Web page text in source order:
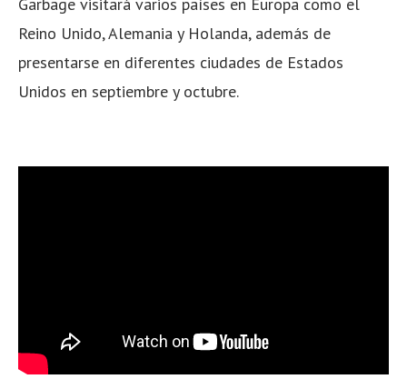
Reino Unido, Alemania y Holanda, además de
presentarse en diferentes ciudades de Estados
Unidos en septiembre y octubre.